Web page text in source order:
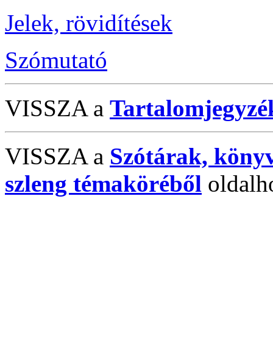
Jelek, rövidítések
Szómutató
VISSZA a
VISSZA a Szótárak,
szleng témaköréből